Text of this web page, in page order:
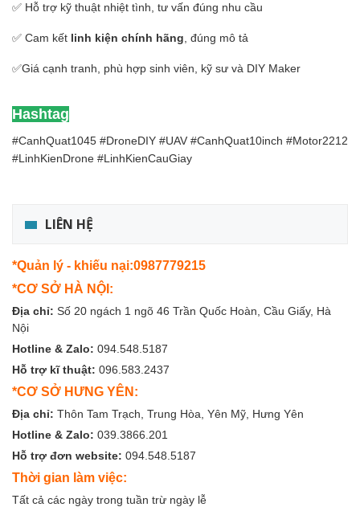
✅ Hỗ trợ kỹ thuật nhiệt tình, tư vấn đúng nhu cầu
✅ Cam kết linh kiện chính hãng , đúng mô tả
✅Giá cạnh tranh, phù hợp sinh viên, kỹ sư và DIY Maker
Hashtag
#CanhQuat1045 #DroneDIY #UAV #CanhQuat10inch #Motor2212
#LinhKienDrone #LinhKienCauGiay
LIÊN HỆ
*Quản lý - khiếu nại:0987779215
*CƠ SỞ HÀ NỘI:
Địa chỉ: Số 20 ngách 1 ngõ 46 Trần Quốc Hoàn, Cầu Giấy, Hà
Nội
Hotline & Zalo: 094.548.5187
Hỗ trợ kĩ thuật: 096.583.2437
*CƠ SỞ HƯNG YÊN:
Địa chỉ: Thôn Tam Trạch, Trung Hòa, Yên Mỹ, Hưng Yên
Hotline & Zalo: 039.3866.201
Hỗ trợ đơn website: 094.548.5187
Thời gian làm việc:
Tất cả các ngày trong tuần trừ ngày lễ